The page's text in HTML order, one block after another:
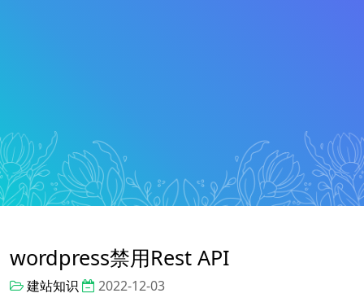
wordpress禁用Rest API
建站知识 2022-12-03